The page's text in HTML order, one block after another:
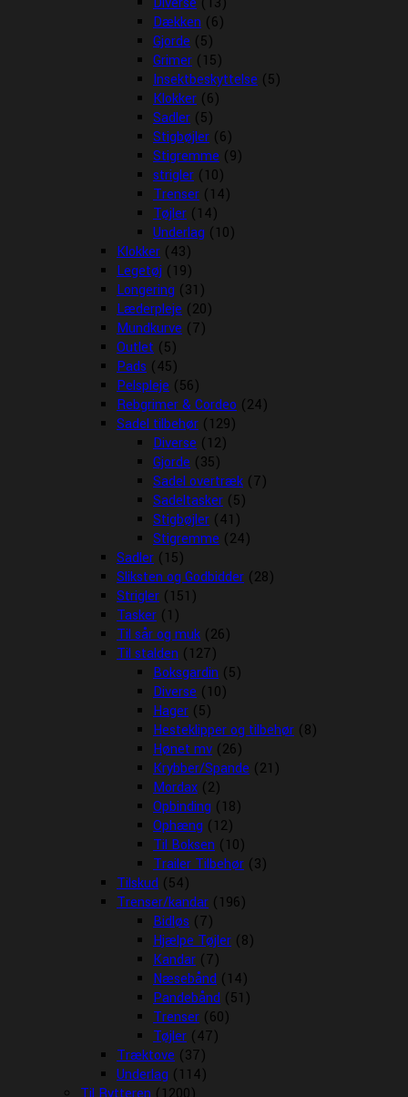
Dækken (6)
Gjorde (5)
Grimer (15)
Insektbeskyttelse (5)
Klokker (6)
Sadler (5)
Stigbøjler (6)
Stigremme (9)
strigler (10)
Trenser (14)
Tøjler (14)
Underlag (10)
Klokker (43)
Legetøj (19)
Longering (31)
Læderpleje (20)
Mundkurve (7)
Outlet (5)
Pads (45)
Pelspleje (56)
Rebgrimer & Cordeo (24)
Sadel tilbehør (129)
Diverse (12)
Gjorde (35)
Sadel overtræk (7)
Sadeltasker (5)
Stigbøjler (41)
Stigremme (24)
Sadler (15)
Sliksten og Godbidder (28)
Strigler (151)
Tasker (1)
Til sår og muk (26)
Til stalden (127)
Boksgardin (5)
Diverse (10)
Hager (5)
Hesteklipper og tilbehør (8)
Hønet mv (26)
Krybber/Spande (21)
Mordax (2)
Opbinding (18)
Ophæng (12)
Til Boksen (10)
Trailer Tilbehør (3)
Tilskud (54)
Trenser/kandar (196)
Bidløs (7)
Hjælpe Tøjler (8)
Kandar (7)
Næsebånd (14)
Pandebånd (51)
Trenser (60)
Tøjler (47)
Træktove (37)
Underlag (114)